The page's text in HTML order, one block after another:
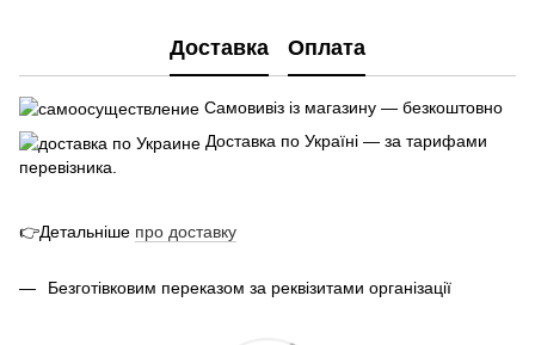
Доставка Оплата
Самовивіз із магазину — безкоштовно
Доставка по Україні — за тарифами
перевізника.
👉Детальніше про доставку
Безготівковим переказом за реквізитами організації